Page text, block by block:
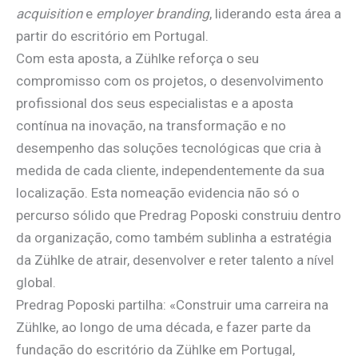
acquisitione employer branding, liderando esta área a
partir do escritório em Portugal.
Com esta aposta, a Zühlke reforça o seu
compromisso com os projetos, o desenvolvimento
profissional dos seus especialistas e a aposta
contínua na inovação, na transformação e no
desempenho das soluções tecnológicas que cria à
medida de cada cliente, independentemente da sua
localização. Esta nomeação evidencia não só o
percurso sólido que Predrag Poposki construiu dentro
da organização, como também sublinha a estratégia
da Zühlke de atrair, desenvolver e reter talento a nível
global.
Predrag Poposki partilha: «Construir uma carreira na
Zühlke, ao longo de uma década, e fazer parte da
fundação do escritório da Zühlke em Portugal,